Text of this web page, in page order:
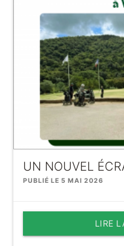
UN NOUVEL
PUBLIÉ LE 5 MAI 2026
LIRE